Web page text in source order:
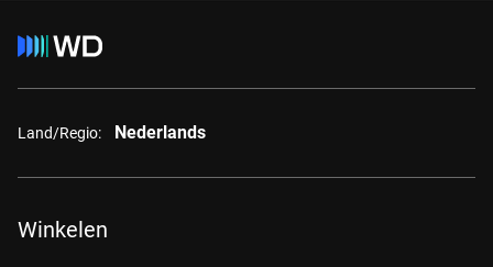
Land/Regio: Nederlands
Winkelen